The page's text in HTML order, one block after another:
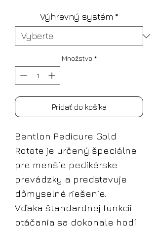
Výhrevný systém *
Množstvo *
Pridať do košíka
Bentlon Pedicure Gold
Rotate je určený špeciálne
pre menšie pedikérske
prevádzky a predstavuje
dômyselné riešenie.
Vďaka štandardnej funkcii
otáčania sa dokonale hodí